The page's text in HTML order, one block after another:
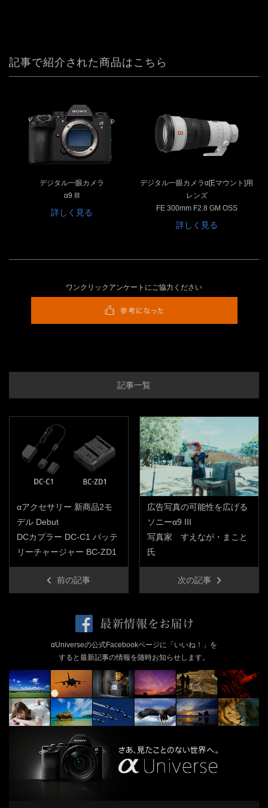
記事で紹介された商品はこちら
デジタル一眼カメラ
α9 III
詳しく見る
デジタル一眼カメラα[Eマウント]用
レンズ
FE 300mm F2.8 GM OSS
詳しく見る
ワンクリックアンケートにご協力ください
記事一覧
αアクセサリー 新商品2モ
デル Debut
DCカプラー DC-C1 バッテ
リーチャージャー BC-ZD1
前の記事
広告写真の可能性を広げる
ソニーα9 III
写真家 すえなが・まこと
氏
次の記事
αUniverseの公式Facebookページに「いいね！」を
すると最新記事の情報を随時お知らせします。